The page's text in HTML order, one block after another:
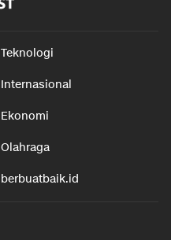
Teknologi
Internasional
Ekonomi
Olahraga
berbuatbaik.id